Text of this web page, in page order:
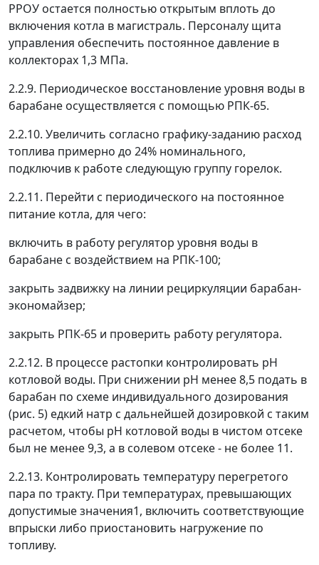
РРОУ остается полностью открытым вплоть до
включения котла в магистраль. Персоналу щита
управления обеспечить постоянное давление в
коллекторах 1,3 МПа.
2.2.9. Периодическое восстановление уровня воды в
барабане осуществляется с помощью РПК-65.
2.2.10. Увеличить согласно графику-заданию расход
топлива примерно до 24% номинального,
подключив к работе следующую группу горелок.
2.2.11. Перейти с периодического на постоянное
питание котла, для чего:
включить в работу регулятор уровня воды в
барабане с воздействием на РПК-100;
закрыть задвижку на линии рециркуляции барабан-
экономайзер;
закрыть РПК-65 и проверить работу регулятора.
2.2.12. В процессе растопки контролировать рН
котловой воды. При снижении рН менее 8,5 подать в
барабан по схеме индивидуального дозирования
(рис. 5) едкий натр с дальнейшей дозировкой с таким
расчетом, чтобы рН котловой воды в чистом отсеке
был не менее 9,3, а в солевом отсеке - не более 11.
2.2.13. Контролировать температуру перегретого
пара по тракту. При температурах, превышающих
допустимые значения1, включить соответствующие
впрыски либо приостановить нагружение по
топливу.